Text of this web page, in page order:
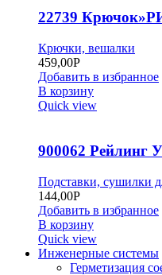
22739
Крючки, вешалки
459,00Р
Добавить в избранное
В корзину
Quick view
900062
Подставки, сушилки
144,00Р
Добавить в избранное
В корзину
Quick view
Инженерные системы
Герметизация